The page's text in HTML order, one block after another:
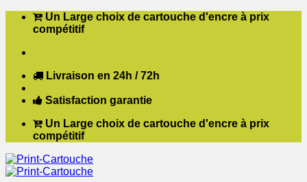
Passer Un Large choix de cartouche d'encre à prix
compétitif
Livraison en 24h / 72h
Satisfaction garantie
Un Large choix de cartouche d'encre à prix
compétitif